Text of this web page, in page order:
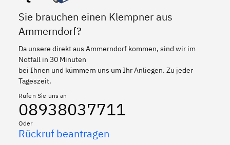
Sie brauchen einen Klempner aus
Ammerndorf?
Da unsere direkt aus Ammerndorf kommen, sind wir im
Notfall in 30 Minuten
bei Ihnen und kümmern uns um Ihr Anliegen. Zu jeder
Tageszeit.
Rufen Sie uns an
08938037711
Oder
Rückruf beantragen